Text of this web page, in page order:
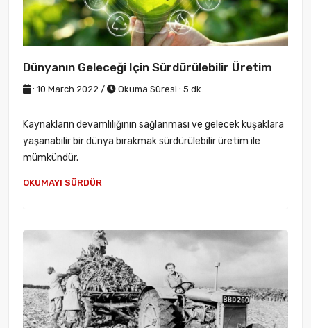
Dünyanın Geleceği Için Sürdürülebilir Üretim
: 10 March 2022 / Okuma Süresi : 5 dk.
Kaynakların devamlılığının sağlanması ve gelecek kuşaklara
yaşanabilir bir dünya bırakmak sürdürülebilir üretim ile
mümkündür.
OKUMAYI SÜRDÜR